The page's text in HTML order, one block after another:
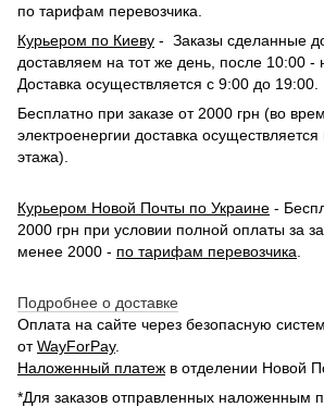
по тарифам перевозчика.
Курьером по Киеву - Заказы сделанные
доставляем на тот же день, после 10:00 -
Доставка осуществляется с 9:00 до 19:00.
Бесплатно при заказе от 2000 грн (во
электроенергии доставка
этажа).
Курьером Новой Почты по Украине -
2000 грн при условии полной оплаты за
менее 2000 - по тарифам перевозчика
Подробнее о доставке
Оплата на сайте через безопасную
отWayForPay.
Наложенный платеж в отделении Новой
*Для заказов отправленных наложенным